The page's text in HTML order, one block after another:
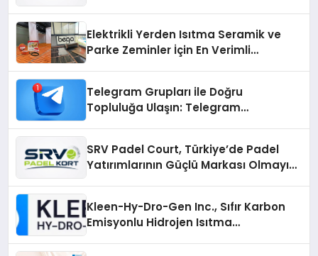
Elektrikli Yerden Isıtma Seramik ve
Parke Zeminler İçin En Verimli
Telegram Grupları ile Doğru
Topluluğa Ulaşın: Telegram
SRV Padel Court, Türkiye’de Padel
Yatırımlarının Güçlü Markası Olmayı
Kleen-Hy-Dro-Gen Inc., Sıfır Karbon
Emisyonlu Hidrojen Isıtma